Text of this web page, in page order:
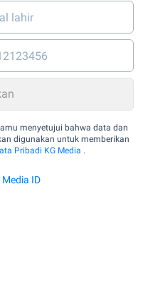
menyetujui bahwa data dan
digunakan untuk memberikan
Pribadi KG Media .
Media ID